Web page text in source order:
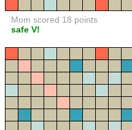
Mom scored 18 points
safe V!